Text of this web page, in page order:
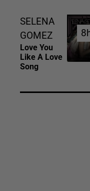
SELENA
GOMEZ
Love You
Like A Love
Song